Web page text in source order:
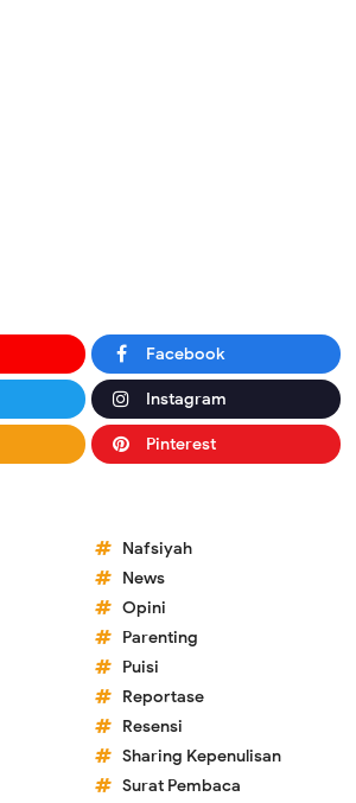
Facebook
Instagram
Pinterest
Nafsiyah
News
Opini
Parenting
Puisi
Reportase
Resensi
Sharing Kepenulisan
Surat Pembaca